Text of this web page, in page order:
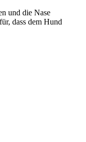
und die Nase
dass dem Hund